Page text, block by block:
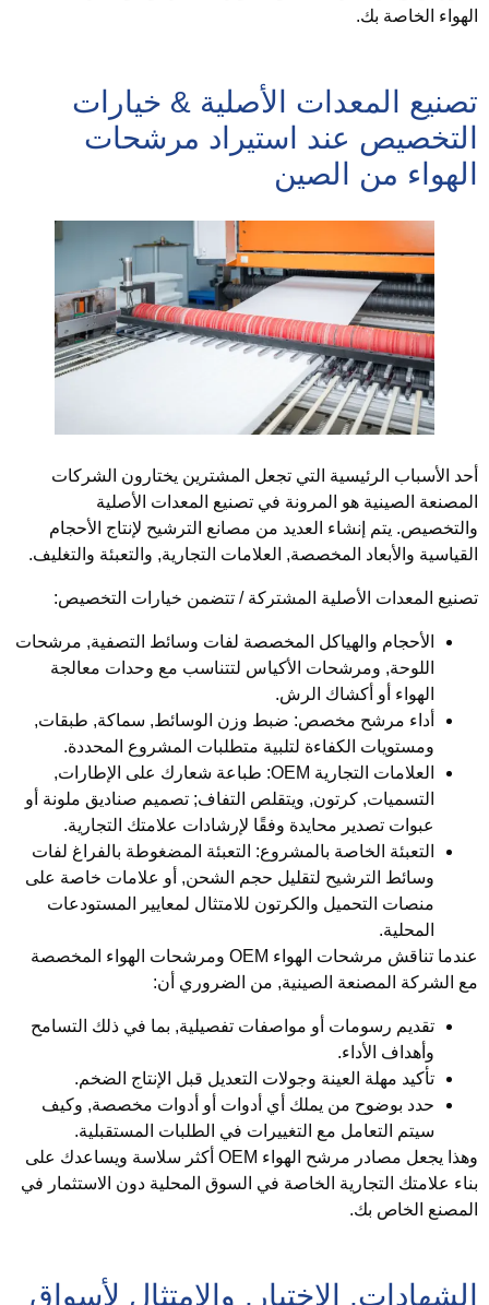
الخاصة بك.
المعدات الأصلية & خيارات
عند استيراد مرشحات
من الصين
الأسباب الرئيسية التي تجعل المشترين يختارون الشركات
الصينية هو المرونة في تصنيع المعدات الأصلية
يتم إنشاء العديد من مصانع الترشيح لإنتاج الأحجام
والأبعاد المخصصة, العلامات التجارية, والتعبئة والتغليف.
المعدات الأصلية المشتركة / تتضمن خيارات التخصيص:
الأحجام والهياكل المخصصةلفات وسائط التصفية, مرشحات
اللوحة, ومرشحات الأكياس لتتناسب مع وحدات معالجة
الهواء أو أكشاك الرش.
أداء مرشح مخصص: ضبط وزن الوسائط, سماكة, طبقات,
ومستويات الكفاءة لتلبية متطلبات المشروع المحددة.
العلامات التجارية OEM:
طباعة شعارك على الإطارات,
التسميات, كرتون, ويتقلص التفاف; تصميم صناديق ملونة أو
عبوات تصدير محايدة وفقًا لإرشادات علامتك التجارية.
التعبئة الخاصة بالمشروع:التعبئة المضغوطة بالفراغ لفات
وسائط الترشيح لتقليل حجم الشحن, أو علامات خاصة على
منصات التحميل والكرتون للامتثال لمعايير المستودعات
المحلية.
عندما تناقش مرشحات الهواء OEM ومرشحات الهواء المخصصة
الشركة المصنعة الصينية, من الضروري أن:
تقديم رسومات أو مواصفات تفصيلية, بما في ذلك التسامح
وأهداف الأداء.
تأكيد مهلة العينة وجولات التعديل قبل الإنتاج الضخم.
حدد بوضوح من يملك أي أدوات أو أدوات مخصصة, وكيف
سيتم التعامل مع التغييرات في الطلبات المستقبلية.
وهذا يجعل مصادر مرشح الهواء OEM أكثر سلاسة ويساعدك على
علامتك التجارية الخاصة في السوق المحلية دون الاستثمار في
الخاص بك.
الاختبار, والامتثال لأسواق